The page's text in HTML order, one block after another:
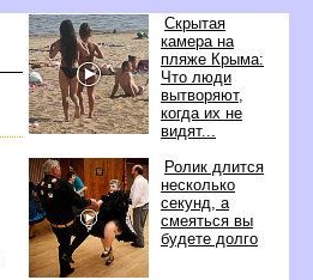
Скрытая
камера на
пляже Крыма:
Что люди
ытворяют,
когда их не
идят...
Ролик длится
несколько
секунд, а
смеяться вы
удете долго